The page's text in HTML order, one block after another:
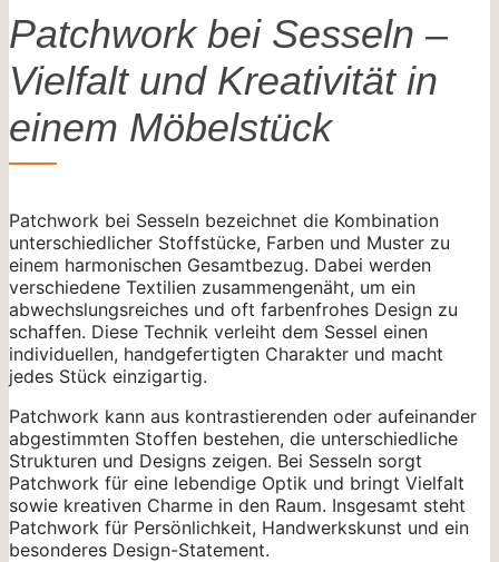
Patchwork bei Sesseln –
Vielfalt und Kreativität in
einem Möbelstück
Patchwork bei Sesseln bezeichnet die Kombination
unterschiedlicher Stoffstücke, Farben und Muster zu
einem harmonischen Gesamtbezug. Dabei werden
verschiedene Textilien zusammengenäht, um ein
abwechslungsreiches und oft farbenfrohes Design zu
schaffen. Diese Technik verleiht dem Sessel einen
individuellen, handgefertigten Charakter und macht
jedes Stück einzigartig.
Patchwork kann aus kontrastierenden oder aufeinander
abgestimmten Stoffen bestehen, die unterschiedliche
Strukturen und Designs zeigen. Bei Sesseln sorgt
Patchwork für eine lebendige Optik und bringt Vielfalt
sowie kreativen Charme in den Raum. Insgesamt steht
Patchwork für Persönlichkeit, Handwerkskunst und ein
besonderes Design-Statement.